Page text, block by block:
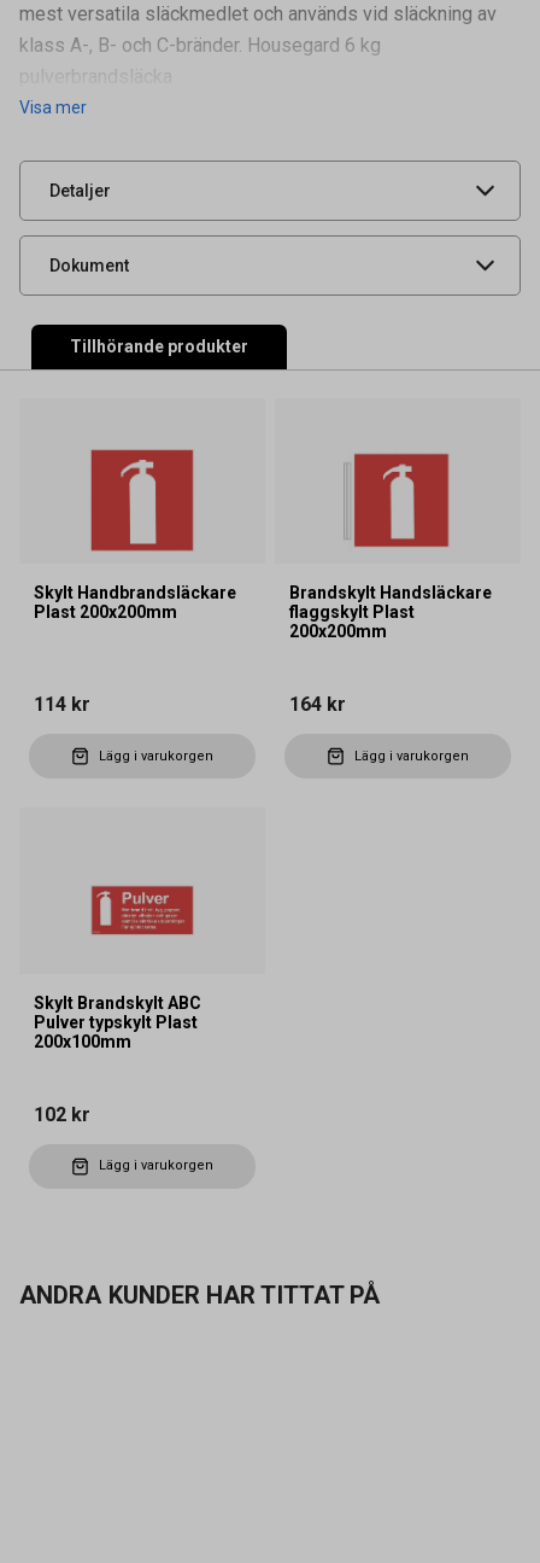
mest versatila släckmedlet och används vid släckning av
klass A-, B- och C-bränder. Housegard 6 kg
pulverbrandsläcka
Visa mer
Detaljer
Vikt 6 g
Tidigare artikelnummer
Leverantörens
UNSPSC 46190000
Dokument
Produktdatablad
Tillhörande produkter
Skylt Handbrandsläckare
Plast 200x200mm
114 kr
Lägg i varukorgen
Brandskylt Handsläckare
flaggskylt Plast
200x200mm
164 kr
Lägg i varukorgen
Skylt Brandskylt ABC
Pulver typskylt Plast
200x100mm
102 kr
Lägg i varukorgen
ANDRA KUNDER HAR TITTAT PÅ